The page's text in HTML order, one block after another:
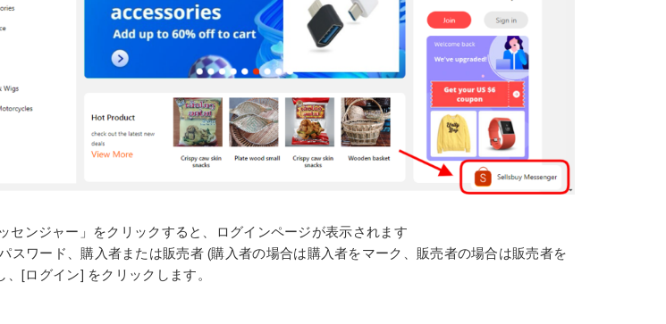
センジャー」をクリックすると、ログインページが表示されます
スワード、購入者または販売者 (購入者の場合は購入者をマーク、販売者の場合は販売者を
、[ログイン] をクリックします。